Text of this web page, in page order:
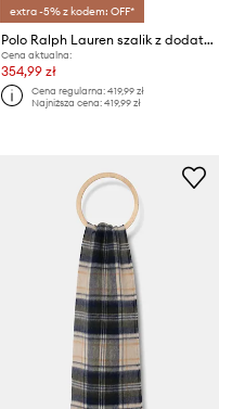
extra -5% z kodem: OFF*
Polo Ralph Lauren szalik z dodatkiem wełny
Cena aktualna:
354,99 zł
Cena regularna:419,99 zł
Najniższa cena:419,99 zł